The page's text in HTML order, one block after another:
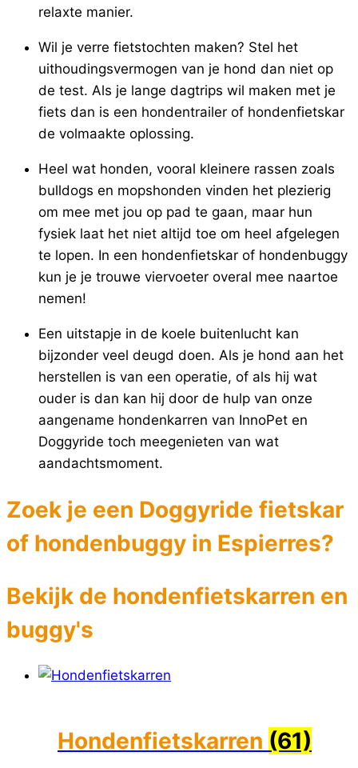
relaxte manier.
Wil je verre fietstochten maken? Stel het
uithoudingsvermogen van je hond dan niet op
de test. Als je lange dagtrips wil maken met je
fiets dan is een hondentrailer of hondenfietskar
de volmaakte oplossing.
Heel wat honden, vooral kleinere rassen zoals
bulldogs en mopshonden vinden het plezierig
om mee met jou op pad te gaan, maar hun
fysiek laat het niet altijd toe om heel afgelegen
te lopen. In een hondenfietskar of hondenbuggy
kun je je trouwe viervoeter overal mee naartoe
nemen!
Een uitstapje in de koele buitenlucht kan
bijzonder veel deugd doen. Als je hond aan het
herstellen is van een operatie, of als hij wat
ouder is dan kan hij door de hulp van onze
aangename hondenkarren van InnoPet en
Doggyride toch meegenieten van wat
aandachtsmoment.
Zoek je een Doggyride fietskar
of hondenbuggy in Espierres?
Bekijk de hondenfietskarren en
buggy's
Hondenfietskarren (61)